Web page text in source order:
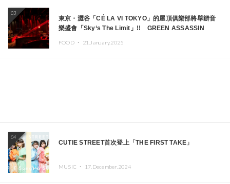
03
東京・澀谷「CÉ LA VI TOKYO」的屋頂俱樂部將舉辦音
樂盛會「Sky‘s The Limit」!! GREEN ASSASSIN
本頂尖DJ及創作者齊聚一堂
FOOD ・ 21.January.2025
04
CUTIE STREET首次登上「THE FIRST TAKE」
MUSIC ・ 17.December.2024